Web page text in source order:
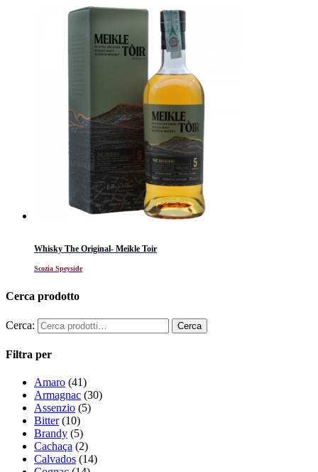
Whisky The Original- Meikle Toir
Scozia Speyside
Cerca prodotto
Cerca:
Filtra per
Amaro (41)
Armagnac (30)
Assenzio (5)
Bitter (10)
Brandy (5)
Cachaça (2)
Calvados (14)